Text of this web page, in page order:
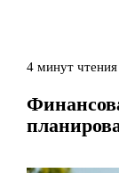
4 минут чтения